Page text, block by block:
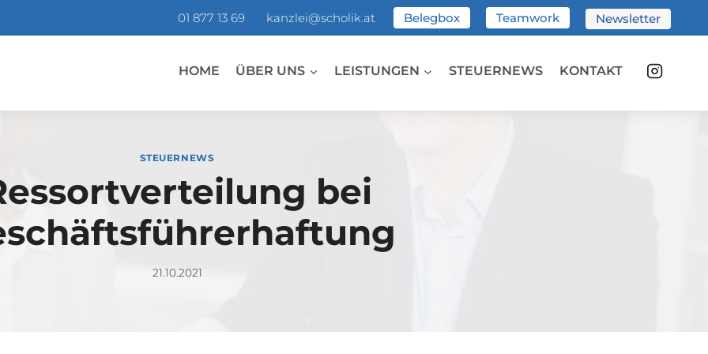
01 877 13 69 kanzlei@scholik.at Belegbox Teamwork Newsletter
HOME ÜBER UNS LEISTUNGEN STEUERNEWS KONTAKT
STEUERNEWS
bei
21.10.2021